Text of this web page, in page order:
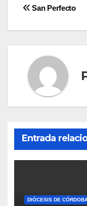
de
entradas
San Perfecto
Entrada
DIÓCESIS DE